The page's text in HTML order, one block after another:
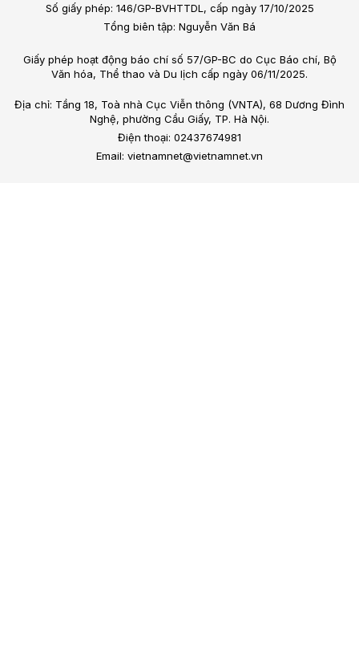
Số giấy phép: 146/GP-BVHTTDL, cấp ngày 17/10/2025
Tổng biên tập: Nguyễn Văn Bá
Giấy phép hoạt động báo chí số 57/GP-BC do Cục Báo chí, Bộ
Văn hóa, Thể thao và Du lịch cấp ngày 06/11/2025.
Địa chỉ: Tầng 18, Toà nhà Cục Viễn thông (VNTA), 68 Dương Đình
Nghệ, phường Cầu Giấy, TP. Hà Nội.
Điện thoại: 02437674981
Email: vietnamnet@vietnamnet.vn